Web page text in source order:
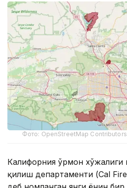
Фото: OpenStreetMap
Калифорния ўрмон хўжалиги
қилиш департаменти (Cal